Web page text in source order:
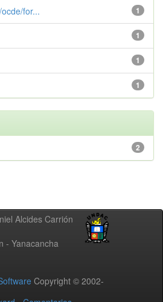
1
for...
1
1
1
2
Alcides Carrión
- Yanacancha
Copyright © 2002-